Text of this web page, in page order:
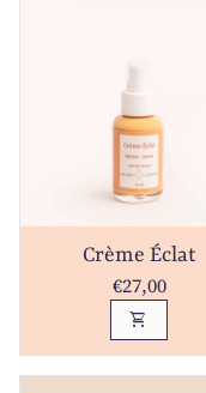
Crème Éclat
Prix normal
€27,00
shopping_cart